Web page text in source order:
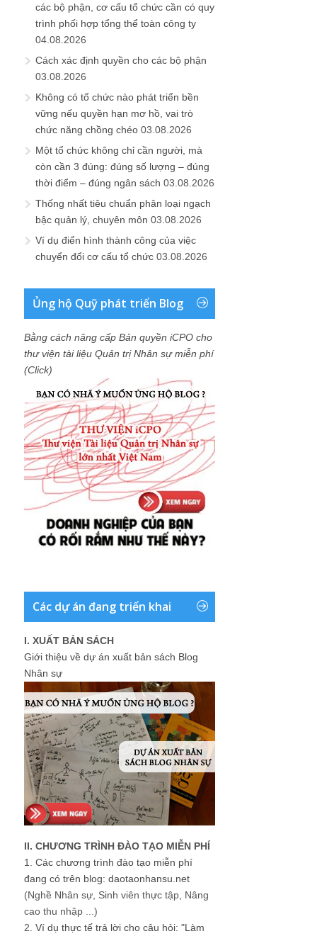
các bộ phận, cơ cấu tổ chức cần có quy
trình phối hợp tổng thể toàn công ty
04.08.2026
Cách xác định quyền cho các bộ phận
03.08.2026
Không có tổ chức nào phát triển bền
vững nếu quyền hạn mơ hồ, vai trò
chức năng chồng chéo 03.08.2026
Một tổ chức không chỉ cần người, mà
còn cần 3 đúng: đúng số lượng – đúng
thời điểm – đúng ngân sách 03.08.2026
Thống nhất tiêu chuẩn phân loại ngạch
bậc quản lý, chuyên môn 03.08.2026
Ví dụ điển hình thành công của việc
chuyển đổi cơ cấu tổ chức 03.08.2026
Ủng hộ Quỹ phát triển Blog
Bằng cách nâng cấp Bản quyền iCPO cho
thư viện tài liệu Quản trị Nhân sự miễn phí
(Click)
Các dự án đang triển khai
I. XUẤT BẢN SÁCH
Giới thiệu về dự án xuất bản sách Blog
Nhân sự
II. CHƯƠNG TRÌNH ĐÀO TẠO MIỄN PHÍ
1. Các chương trình đào tạo miễn phí
đang có trên blog: daotaonhansu.net
(Nghề Nhân sự, Sinh viên thực tập, Nâng
cao thu nhập ...)
2. Ví dụ thực tế trả lời cho câu hỏi: "Làm